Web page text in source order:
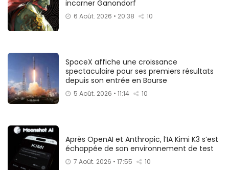
incarner Ganondorf
6 Août. 2026 • 20:38 10
SpaceX affiche une croissance
spectaculaire pour ses premiers résultats
depuis son entrée en Bourse
5 Août. 2026 • 11:14 10
Après OpenAI et Anthropic, l’IA Kimi K3 s’est
échappée de son environnement de test
7 Août. 2026 • 17:55 10